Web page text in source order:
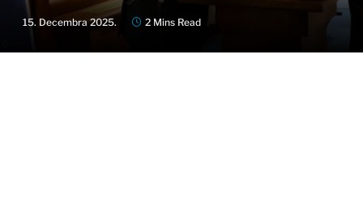
15. Decembra 2025. 2 Mins Read